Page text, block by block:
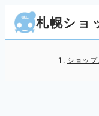
札幌ショ
ショッ